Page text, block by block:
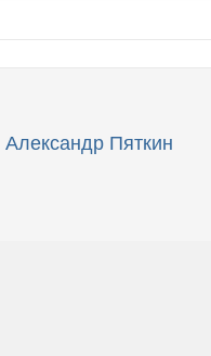
Александр Пяткин